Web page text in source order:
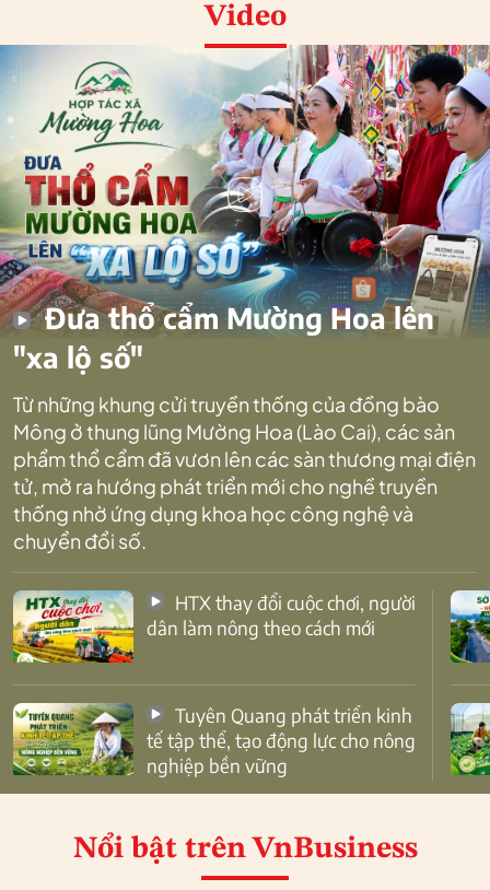
Video
Đưa thổ cẩm Mường Hoa lên
"xa lộ số"
Từ những khung cửi truyền thống của đồng bào
Mông ở thung lũng Mường Hoa (Lào Cai), các sản
phẩm thổ cẩm đã vươn lên các sàn thương mại điện
tử, mở ra hướng phát triển mới cho nghề truyền
thống nhờ ứng dụng khoa học công nghệ và
chuyển đổi số.
dân làm nông theo cách mới
tế tập thể, tạo động lực cho nông
nghiệp bền vững
Nổi bật trên VnBusiness